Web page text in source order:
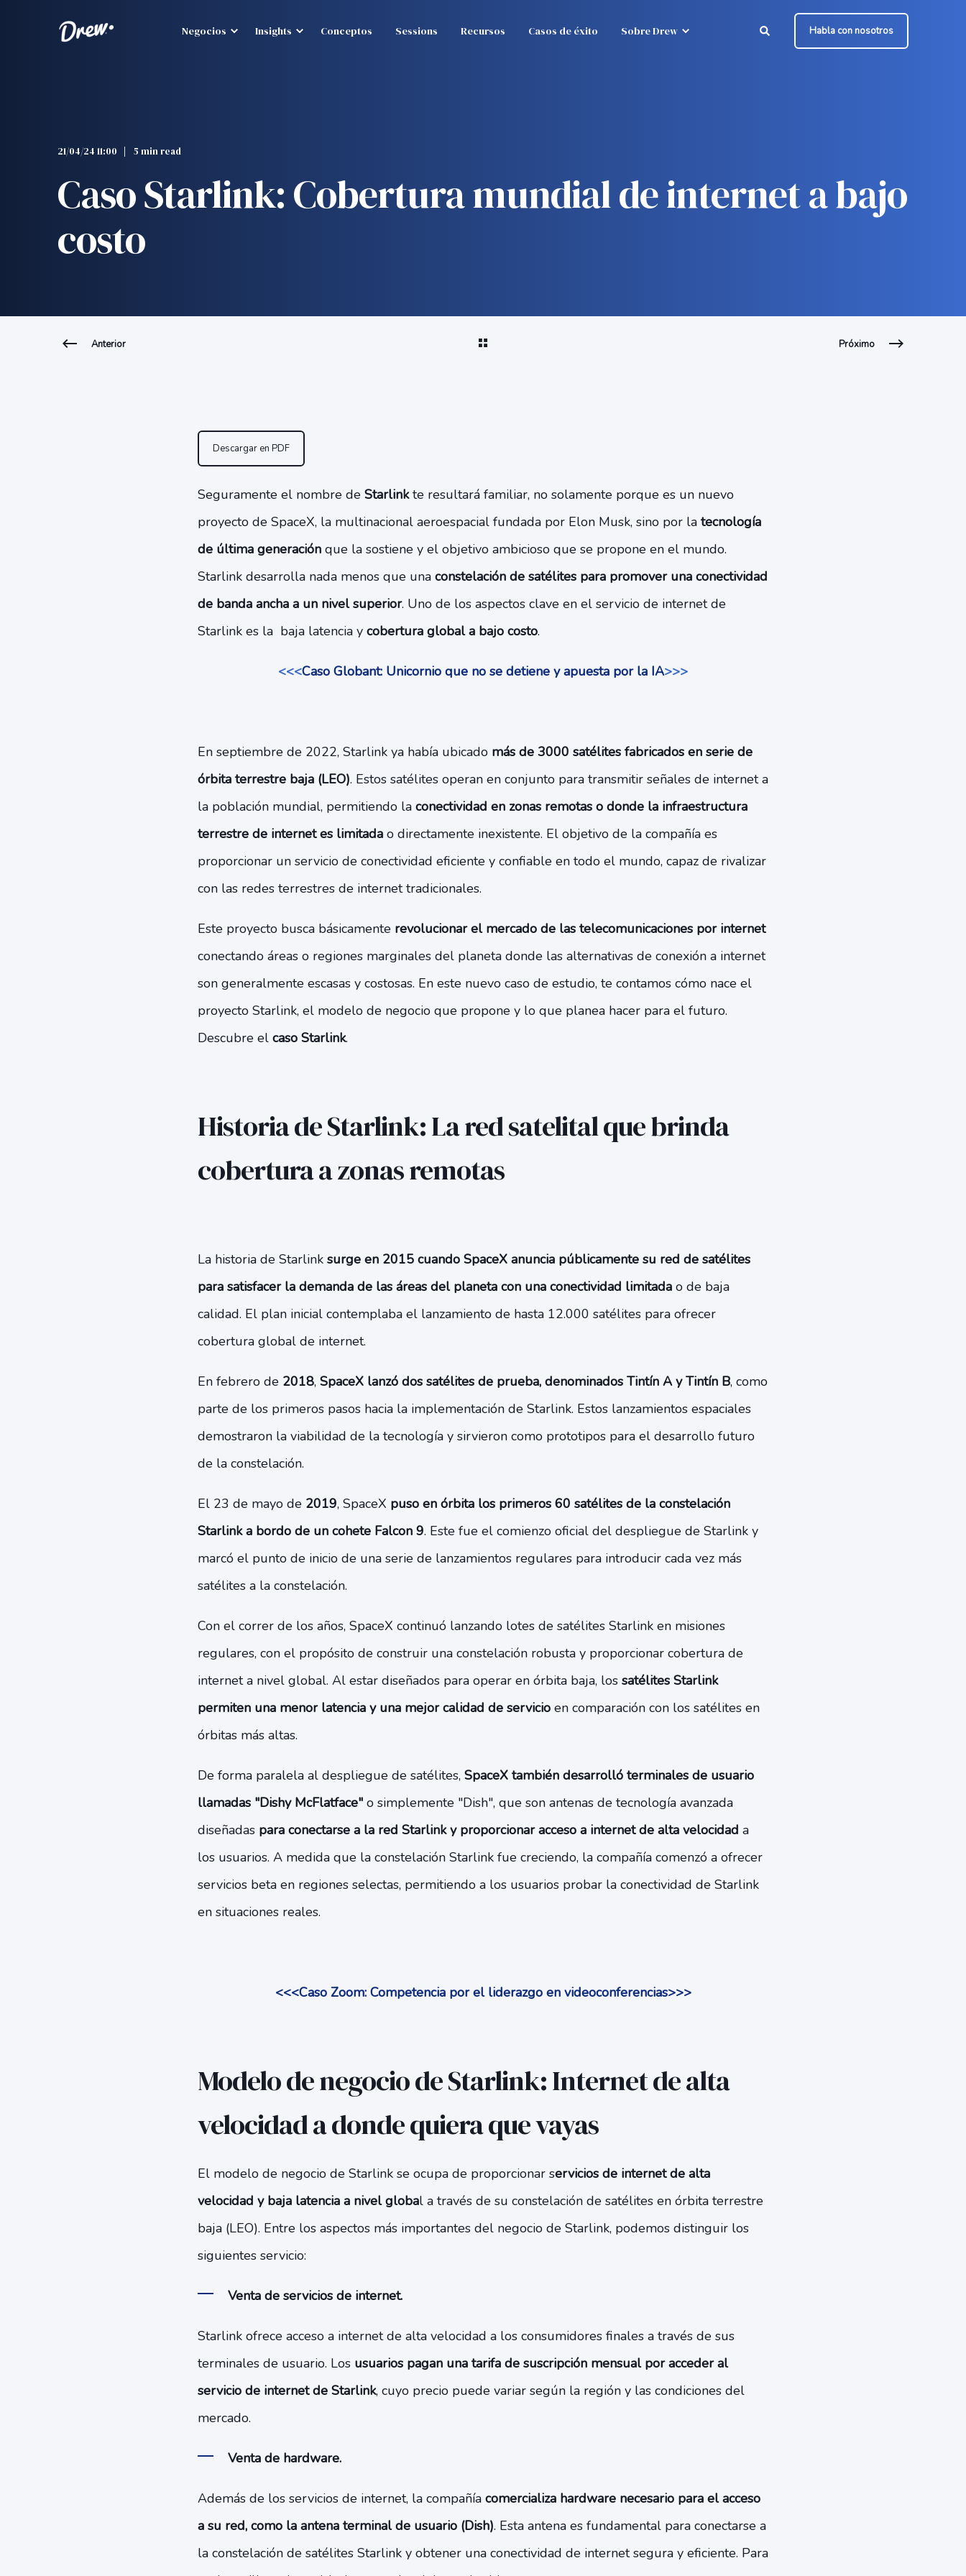
Negocios Insights Conceptos Sessions Recursos Casos de éxito Sobre Drew Habla con nosotros
21/04/24 11:00 5 min read
Caso Starlink: Cobertura mundial de internet a bajo
costo
Anterior Próximo
Descargar en PDF
Seguramente el nombre de Starlinkte resultará familiar, no solamente porque es un nuevo
proyecto de SpaceX, la multinacional aeroespacial fundada por Elon Musk, sino por la tecnología
de última generación que la sostiene y el objetivo ambicioso que se propone en el mundo.
Starlink desarrolla nada menos que una constelación de satélites para promover una conectividad
de banda ancha a un nivel superior. Uno de los aspectos clave en el servicio de internet de
Starlink es la baja latencia y cobertura global a bajo costo.
<<<Caso Globant: Unicornio que no se detiene y apuesta por la IA>>>
En septiembre de 2022, Starlink ya había ubicado más de 3000 satélites fabricados en serie de
órbita terrestre baja (LEO). Estos satélites operan en conjunto para transmitir señales de internet a
la población mundial, permitiendo la conectividad en zonas remotas o donde la infraestructura
terrestre de internet es limitadao directamente inexistente. El objetivo de la compañía es
proporcionar un servicio de conectividad eficiente y confiable en todo el mundo, capaz de rivalizar
con las redes terrestres de internet tradicionales.
Este proyecto busca básicamente revolucionar el mercado de las telecomunicaciones por internet
conectando áreas o regiones marginales del planeta donde las alternativas de conexión a internet
son generalmente escasas y costosas. En este nuevo caso de estudio, te contamos cómo nace el
proyecto Starlink, el modelo de negocio que propone y lo que planea hacer para el futuro.
Descubre el caso Starlink.
Historia de Starlink: La red satelital que brinda
cobertura a zonas remotas
La historia de Starlink surge en 2015 cuando SpaceX anuncia públicamente su red de satélites
para satisfacer la demanda de las áreas del planeta con una conectividad limitadao de baja
calidad. El plan inicial contemplaba el lanzamiento de hasta 12.000 satélites para ofrecer
cobertura global de internet.
En febrero de 2018, SpaceX lanzó dos satélites de prueba, denominados Tintín A y Tintín B, como
parte de los primeros pasos hacia la implementación de Starlink. Estos lanzamientos espaciales
demostraron la viabilidad de la tecnología y sirvieron como prototipos para el desarrollo futuro
de la constelación.
El 23 de mayo de 2019, SpaceX puso en órbita los primeros 60 satélites de la constelación
Starlink a bordo de un cohete Falcon 9. Este fue el comienzo oficial del despliegue de Starlink y
marcó el punto de inicio de una serie de lanzamientos regulares para introducir cada vez más
satélites a la constelación.
Con el correr de los años, SpaceX continuó lanzando lotes de satélites Starlink en misiones
regulares, con el propósito de construir una constelación robusta y proporcionar cobertura de
internet a nivel global. Al estar diseñados para operar en órbita baja, los satélites Starlink
permiten una menor latencia y una mejor calidad de servicio en comparación con los satélites en
órbitas más altas.
De forma paralela al despliegue de satélites, SpaceX también desarrolló terminales de usuario
llamadas "Dishy McFlatface"o simplemente "Dish", que son antenas de tecnología avanzada
diseñadaspara conectarse a la red Starlink y proporcionar acceso a internet de alta velocidad a
los usuarios. A medida que la constelación Starlink fue creciendo, la compañía comenzó a ofrecer
servicios beta en regiones selectas, permitiendo a los usuarios probar la conectividad de Starlink
en situaciones reales.
<<<Caso Zoom: Competencia por el liderazgo en videoconferencias>>>
Modelo de negocio de Starlink: Internet de alta
velocidad a donde quiera que vayas
El modelo de negocio de Starlink se ocupa de proporcionar servicios de internet de alta
velocidad y baja latencia a nivel global a través de su constelación de satélites en órbita terrestre
baja (LEO). Entre los aspectos más importantes del negocio de Starlink, podemos distinguir los
siguientes servicio:
Venta de servicios de internet.
Starlink ofrece acceso a internet de alta velocidad a los consumidores finales a través de sus
terminales de usuario. Los usuarios pagan una tarifa de suscripción mensual por acceder al
servicio de internet de Starlink, cuyo precio puede variar según la región y las condiciones del
mercado.
Venta de hardware.
Además de los servicios de internet, la compañía comercializa hardware necesario para el acceso
a su red, como la antena terminal de usuario (Dish). Esta antena es fundamental para conectarse a
la constelación de satélites Starlink y obtener una conectividad de internet segura y eficiente. Para